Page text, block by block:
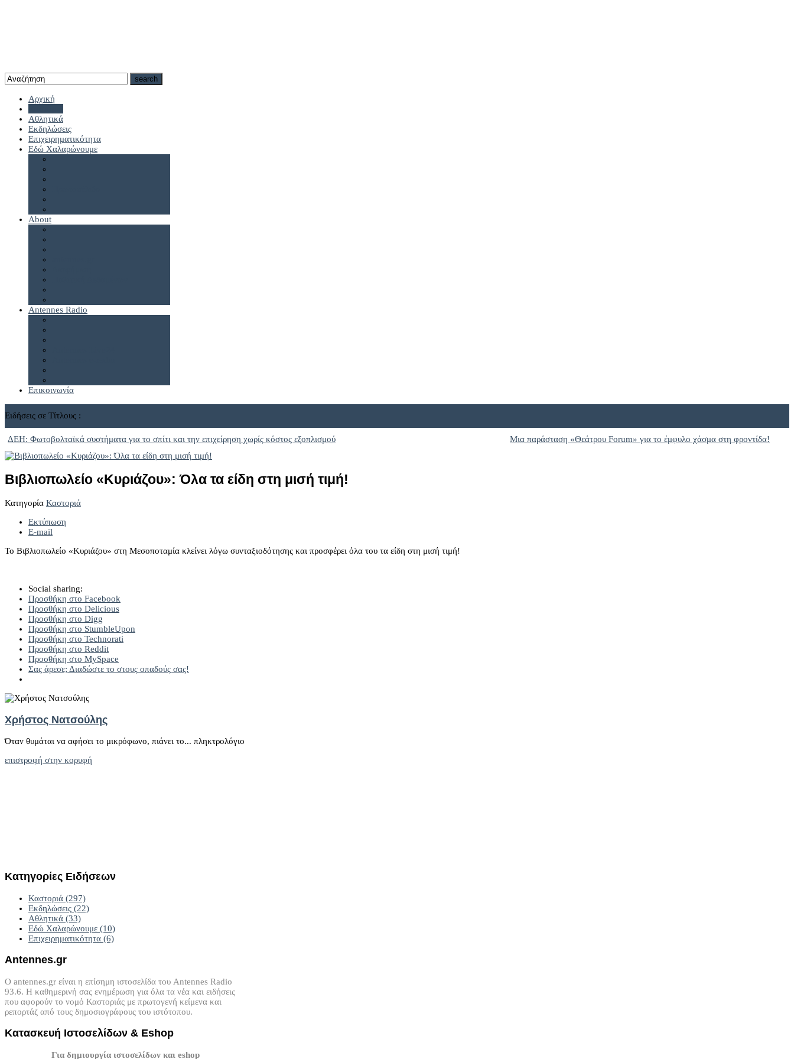
Αρχική
Αθλητικά
Εκδηλώσεις
Επιχειρηματικότητα
Εδώ Χαλαρώνουμε
About
Antennes Radio
Επικοινωνία
Ειδήσεις σε Τίτλους :
ΔΕΗ: Φωτοβολταϊκά συστήματα για το σπίτι και την επιχείρηση χωρίς κόστος εξοπλισμού Μια παράσταση «Θεάτρου Forum» για το έμφυλο χάσμα στη φροντίδα!
Βιβλιοπωλείο «Κυριάζου»: Όλα τα είδη στη μισή τιμή!
Κατηγορία Καστοριά
Εκτύπωση
E-mail
Το Βιβλιοπωλείο «Κυριάζου» στη Μεσοποταμία κλείνει λόγω συνταξιοδότησης και προσφέρει όλα του τα είδη στη μισή τιμή!
Social sharing:
Προσθήκη στο Facebook
Προσθήκη στο Delicious
Προσθήκη στο Digg
Προσθήκη στο StumbleUpon
Προσθήκη στο Technorati
Προσθήκη στο Reddit
Προσθήκη στο MySpace
Σας άρεσε; Διαδώστε το στους οπαδούς σας!
Χρήστος Νατσούλης
Όταν θυμάται να αφήσει το μικρόφωνο, πιάνει το... πληκτρολόγιο
επιστροφή στην κορυφή
Κατηγορίες Ειδήσεων
Καστοριά (297)
Εκδηλώσεις (22)
Αθλητικά (33)
Εδώ Χαλαρώνουμε (10)
Επιχειρηματικότητα (6)
Antennes.gr
Ο antennes.gr είναι η επίσημη ιστοσελίδα του Antennes Radio
93.6. Η καθημερινή σας ενημέρωση για όλα τα νέα και ειδήσεις
που αφορούν το νομό Καστοριάς με πρωτογενή κείμενα και
ρεπορτάζ από τους δημοσιογράφους του ιστότοπου.
Κατασκευή Ιστοσελίδων & Eshop
Για δημιουργία ιστοσελίδων και eshop